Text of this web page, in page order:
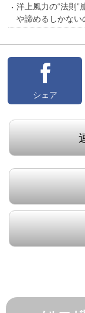
洋上風力の“法則
や諦めるしかない
シェア